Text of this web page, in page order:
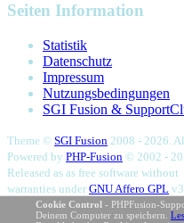
Cookie Control - PHPFusion-
Deinem Computer zu speichern.
Seiten Information
Statistik
Datenschutz
Impressum
Nutzungsbedingungen
SGI Fusion &
Theme © SGI Fusion 2008 - 2026.
Powered by PHP-Fusion © 2002 -
Released as as free software without
warranties under GNU Affero GPL v3.
131,433,812 eindeutige
Seitenaufbau in 0.12